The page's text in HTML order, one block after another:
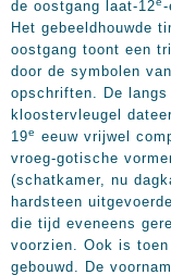
de oostgang laat-12
Het gebeeldhouwde
oostgang toont een
door de symbolen
opschriften. De
kloostervleugel
19e
eeuw vrijwel
vroeg-gotische
(schatkamer, nu
hardsteen
die tijd eveneens
voorzien. Ook is
gebouwd. De